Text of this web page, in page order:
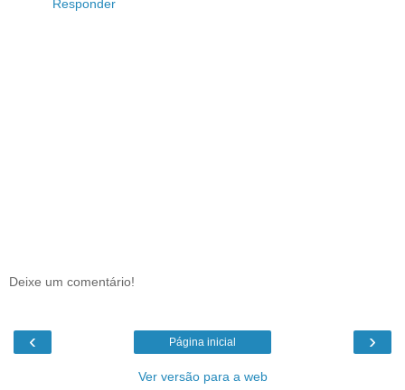
Responder
Deixe um comentário!
‹ ›
Página inicial
Ver versão para a web